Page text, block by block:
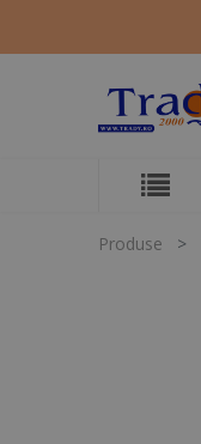
Produse